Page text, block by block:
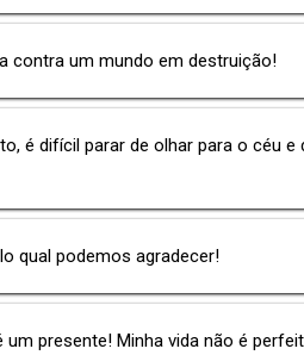
contra um mundo em destruição!
é difícil parar de olhar para o céu e
qual podemos agradecer!
presente! Minha vida não é